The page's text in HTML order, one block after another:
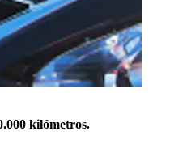
kilómetros.